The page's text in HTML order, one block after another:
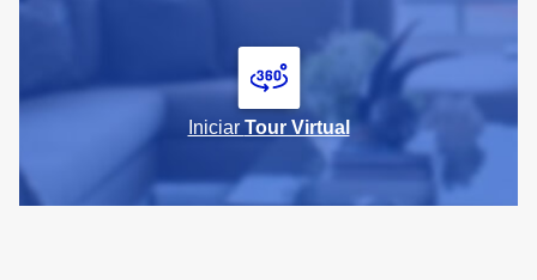
Iniciar Tour Virtual